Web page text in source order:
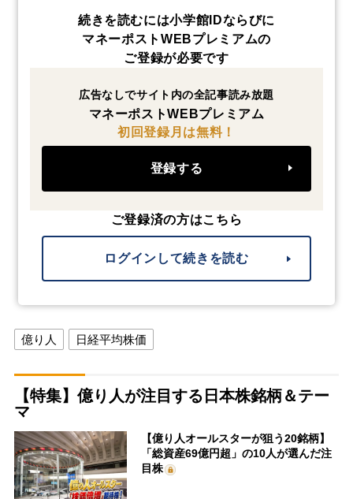
続きを読むには小学館IDならびに
マネーポストWEBプレミアムの
ご登録が必要です
広告なしでサイト内の全記事読み放題
マネーポストWEBプレミアム
初回登録月は無料！
登録する
ご登録済の方はこちら
ログインして続きを読む
億り人 日経平均株価
【特集】億り人が注目する日本株銘柄＆テー
マ
【億り人オールスターが狙う20銘柄】
「総資産69億円超」の10人が選んだ注
目株